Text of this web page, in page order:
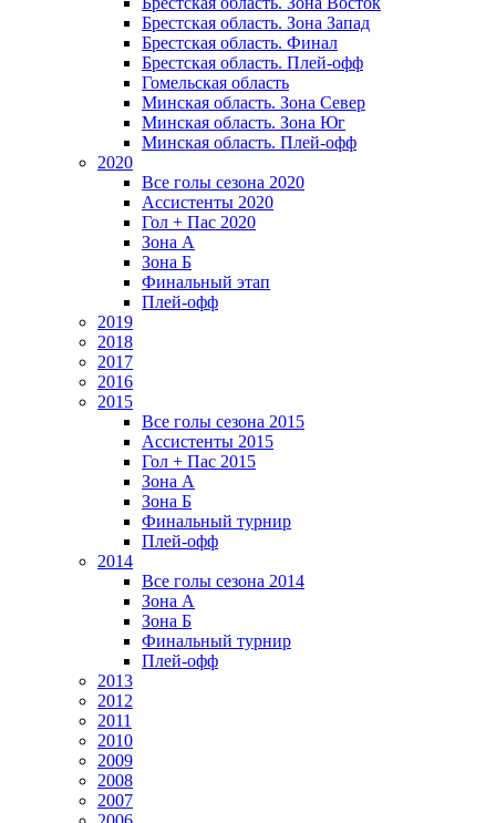
Брестская область. Зона Запад
Брестская область. Финал
Брестская область. Плей-офф
Гомельская область
Минская область. Зона Север
Минская область. Зона Юг
Минская область. Плей-офф
2020
Все голы сезона 2020
Ассистенты 2020
Гол + Пас 2020
Зона А
Зона Б
Финальный этап
Плей-офф
2019
2018
2017
2016
2015
Все голы сезона 2015
Ассистенты 2015
Гол + Пас 2015
Зона А
Зона Б
Финальный турнир
Плей-офф
2014
Все голы сезона 2014
Зона А
Зона Б
Финальный турнир
Плей-офф
2013
2012
2011
2010
2009
2008
2007